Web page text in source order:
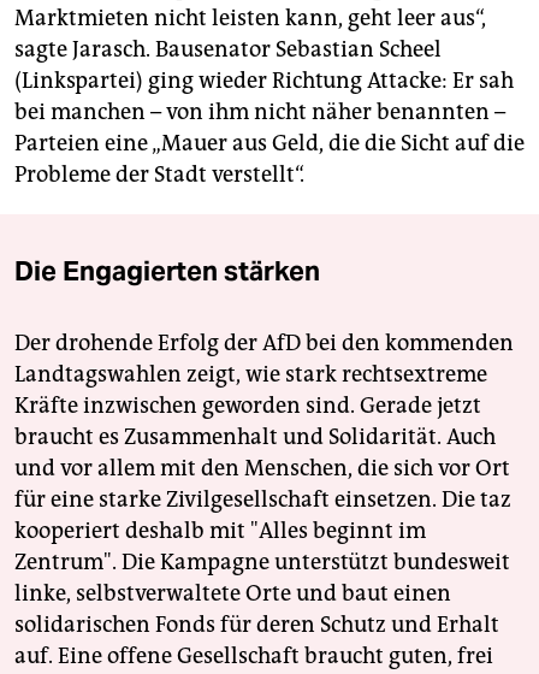
Marktmieten nicht leisten kann, geht leer aus“,
sagte Jarasch. Bausenator Sebastian Scheel
(Linkspartei) ging wieder Richtung Attacke: Er sah
bei manchen – von ihm nicht näher benannten –
Parteien eine „Mauer aus Geld, die die Sicht auf die
Probleme der Stadt verstellt“.
Die Engagierten stärken
Der drohende Erfolg der AfD bei den kommenden
Landtagswahlen zeigt, wie stark rechtsextreme
Kräfte inzwischen geworden sind. Gerade jetzt
braucht es Zusammenhalt und Solidarität. Auch
und vor allem mit den Menschen, die sich vor Ort
für eine starke Zivilgesellschaft einsetzen. Die taz
kooperiert deshalb mit "Alles beginnt im
Zentrum". Die Kampagne unterstützt bundesweit
linke, selbstverwaltete Orte und baut einen
solidarischen Fonds für deren Schutz und Erhalt
auf. Eine offene Gesellschaft braucht guten, frei